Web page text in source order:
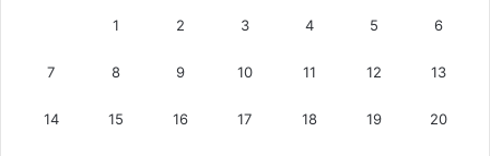
1 2 3 4 5 6
7 8 9 10 11 12 13
14 15 16 17 18 19 20